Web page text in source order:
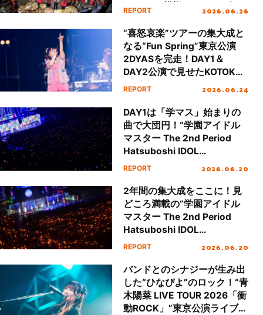
2DAYSの模様をじっくり振り
REPORT 2026.06.26
“喜怒哀楽”ツアーの集大成と
なる“Fun Spring”東京公演
2DYASを完走！DAY1＆
DAY2公演で見せたKOTOKO
の“喜怒哀楽”をレポート！
REPORT 2026.06.24
DAY1は「学マス」始まりの
曲で大団円！“学園アイドル
マスター The 2nd Period
Hatsuboshi IDOL
FESTIVAL”DAY1レポート
REPORT 2026.06.20
2年間の集大成をここに！見
どころ満載の“学園アイドル
マスター The 2nd Period
Hatsuboshi IDOL
FESTIVAL”DAY2レポート
REPORT 2026.06.20
バンドとのシナジーが生み出
した“ひなぴよ”のロック！“青
木陽菜 LIVE TOUR 2026「衝
動ROCK」”東京公演ライブレ